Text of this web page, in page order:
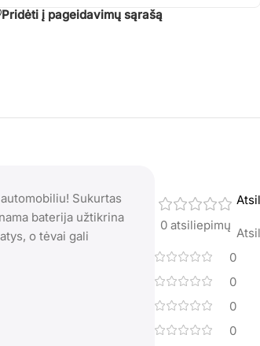
Pridėti į pageidavimų sąrašą
Sukurtas
baterija užtikrina
o tėvai gali
0 atsiliepimų
0
0
0
0